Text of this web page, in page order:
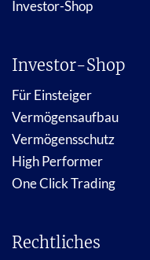
Investor-Shop
Investor-Shop
Für Einsteiger
Vermögensaufbau
Vermögensschutz
High Performer
One Click Trading
Rechtliches